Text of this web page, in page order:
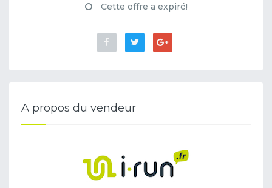
Cette offre a expiré!
A propos du vendeur